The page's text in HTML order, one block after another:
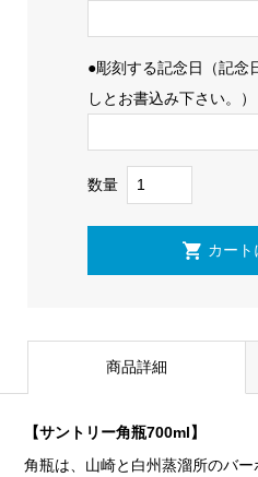
●彫刻する記念日（記念
しとお書込み下さい。）
数量
商品詳細
【サントリー角瓶700ml】
角瓶は、山崎と白州蒸溜所のバ